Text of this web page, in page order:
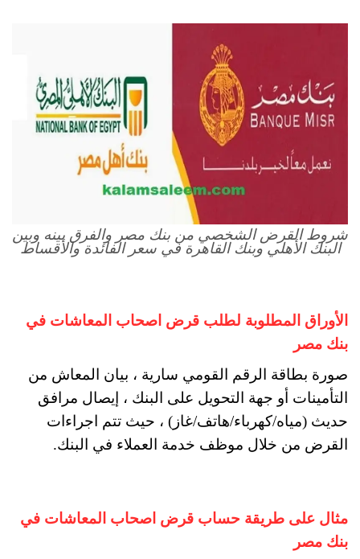
شروط القرض الشخصي من بنك مصر والفرق بينه وبين
البنك الأهلي وبنك القاهرة في سعر الفائدة والأقساط
الأوراق المطلوبة لطلب قرض اصحاب المعاشات في
بنك مصر
صورة بطاقة الرقم القومي سارية ، بيان المعاش من
التأمينات أو جهة التحويل على البنك ، إيصال مرافق
حديث (مياه/كهرباء/هاتف/غاز) ، حيث تتم اجراءات
القرض من خلال موظف خدمة العملاء في البنك.
مثال على طريقة حساب قرض اصحاب المعاشات في
بنك مصر